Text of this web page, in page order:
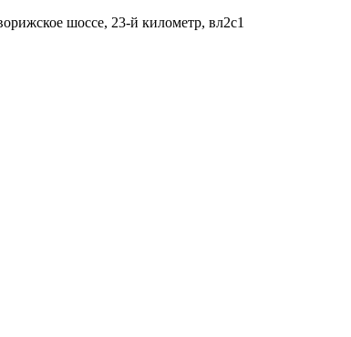
шоссе, 23-й километр, вл2с1